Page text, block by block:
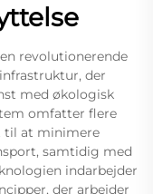
revolutionerende
der
med økologisk
omfatter flere
til at minimere
samtidig med
indarbejder
der arbejder